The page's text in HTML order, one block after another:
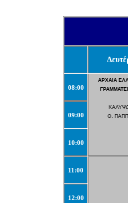
08:00
ΑΡΧΑΙΑ
Θ.
09:00
10:00
11:00
12:00